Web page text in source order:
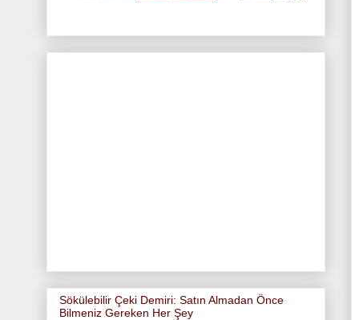
Sökülebilir Çeki Demiri: Satın Almadan Önce
Bilmeniz Gereken Her Şey